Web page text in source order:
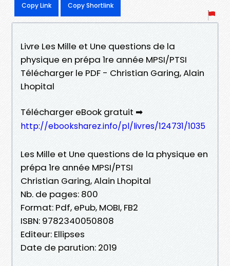
Copy Link Copy Shortlink
Livre Les Mille et Une questions de la
physique en prépa 1re année MPSI/PTSI
Télécharger le PDF - Christian Garing, Alain
Lhopital
Télécharger eBook gratuit ➡
http://ebooksharez.info/pl/livres/124731/1035
Les Mille et Une questions de la physique en
prépa 1re année MPSI/PTSI
Christian Garing, Alain Lhopital
Nb. de pages: 800
Format: Pdf, ePub, MOBI, FB2
ISBN: 9782340050808
Editeur: Ellipses
Date de parution: 2019